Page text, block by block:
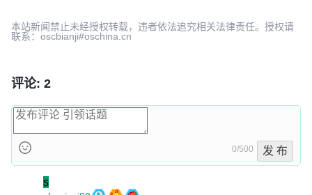
本站新闻禁止未经授权转载，违者依法追究相关法律责任。授权请
联系：oscbianji#oschina.cn
评论: 2
0/500 发 布
s